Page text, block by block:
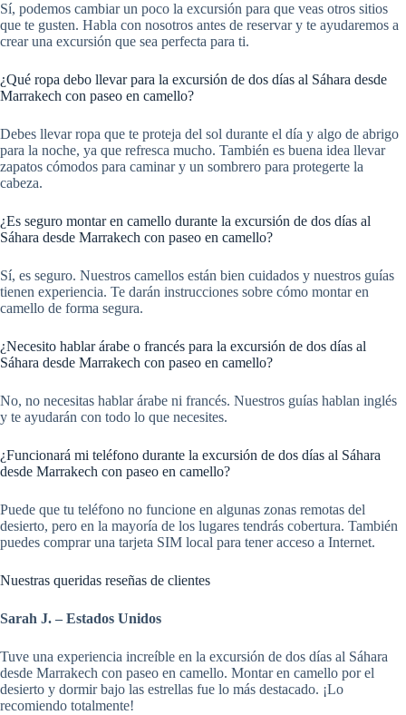
Sí, podemos cambiar un poco la excursión para que veas otros sitios
que te gusten. Habla con nosotros antes de reservar y te ayudaremos a
crear una excursión que sea perfecta para ti.
¿Qué ropa debo llevar para la excursión de dos días al Sáhara desde
Marrakech con paseo en camello?
Debes llevar ropa que te proteja del sol durante el día y algo de abrigo
para la noche, ya que refresca mucho. También es buena idea llevar
zapatos cómodos para caminar y un sombrero para protegerte la
cabeza.
¿Es seguro montar en camello durante la excursión de dos días al
Sáhara desde Marrakech con paseo en camello?
Sí, es seguro. Nuestros camellos están bien cuidados y nuestros guías
tienen experiencia. Te darán instrucciones sobre cómo montar en
camello de forma segura.
¿Necesito hablar árabe o francés para la excursión de dos días al
Sáhara desde Marrakech con paseo en camello?
No, no necesitas hablar árabe ni francés. Nuestros guías hablan inglés
y te ayudarán con todo lo que necesites.
¿Funcionará mi teléfono durante la excursión de dos días al Sáhara
desde Marrakech con paseo en camello?
Puede que tu teléfono no funcione en algunas zonas remotas del
desierto, pero en la mayoría de los lugares tendrás cobertura. También
puedes comprar una tarjeta SIM local para tener acceso a Internet.
Nuestras queridas reseñas de clientes
Sarah J. – Estados Unidos
Tuve una experiencia increíble en la excursión de dos días al Sáhara
desde Marrakech con paseo en camello. Montar en camello por el
desierto y dormir bajo las estrellas fue lo más destacado. ¡Lo
recomiendo totalmente!